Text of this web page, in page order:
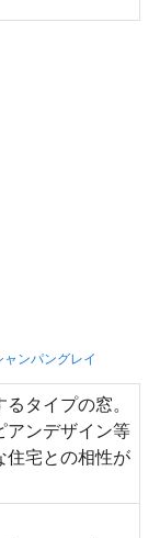
ンパングレイ
タイプの窓。
アンデザイン等
住宅との相性が